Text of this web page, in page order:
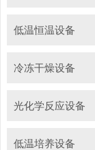
低温恒温设备
冷冻干燥设备
光化学反应设备
低温培养设备